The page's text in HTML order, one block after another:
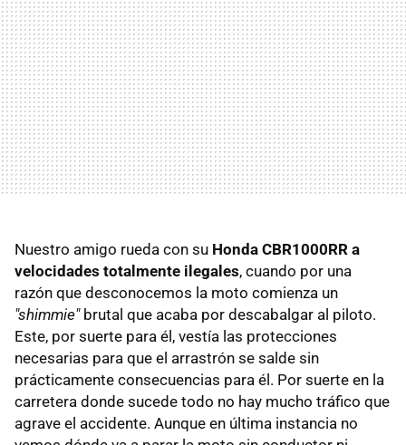
Nuestro amigo rueda con su Honda CBR1000RR a
velocidades totalmente ilegales, cuando por una
razón que desconocemos la moto comienza un
"shimmie"brutal que acaba por descabalgar al piloto.
Este, por suerte para él, vestía las protecciones
necesarias para que el arrastrón se salde sin
prácticamente consecuencias para él. Por suerte en la
carretera donde sucede todo no hay mucho tráfico que
agrave el accidente. Aunque en última instancia no